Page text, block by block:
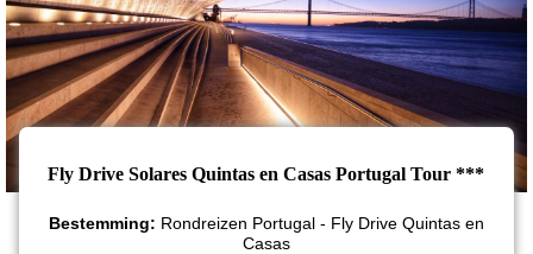
Fly Drive Solares Quintas en Casas Portugal Tour ***
Bestemming: Rondreizen Portugal - Fly Drive Quintas en
Casas